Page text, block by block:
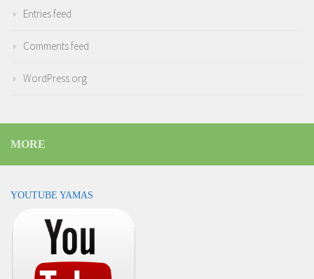
Entries feed
Comments feed
WordPress.org
MORE
YOUTUBE YAMAS